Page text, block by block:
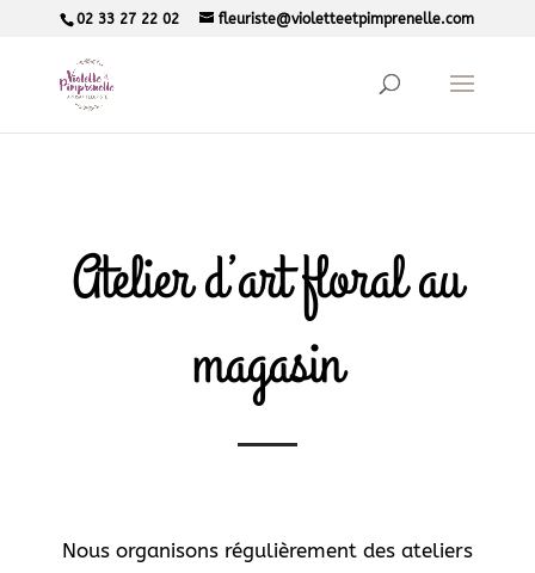
02 33 27 22 02 fleuriste@violetteetpimprenelle.com
Atelier d’art floral au
magasin
Nous organisons régulièrement des ateliers